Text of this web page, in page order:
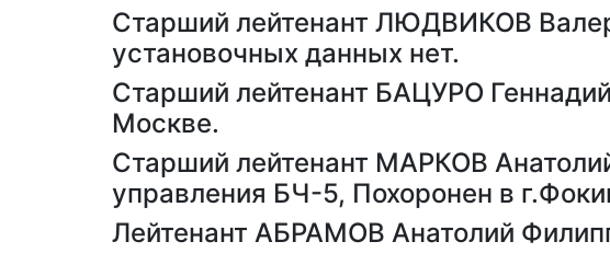
Старший лейтенант ЛЮДВИКОВ
установочных данных нет.
Старший лейтенант БАЦУРО
Москве.
Старший лейтенант МАРКОВ
управления БЧ-5, Похоронен в
Лейтенант АБРАМОВ Анатолий